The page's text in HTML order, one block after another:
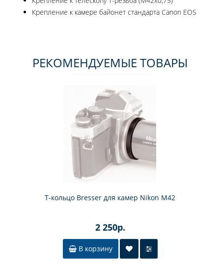
Крепление к камере байонет стандарта Canon EOS
РЕКОМЕНДУЕМЫЕ ТОВАРЫ
Т-кольцо Bresser для камер Nikon M42
2 250р.
В корзину